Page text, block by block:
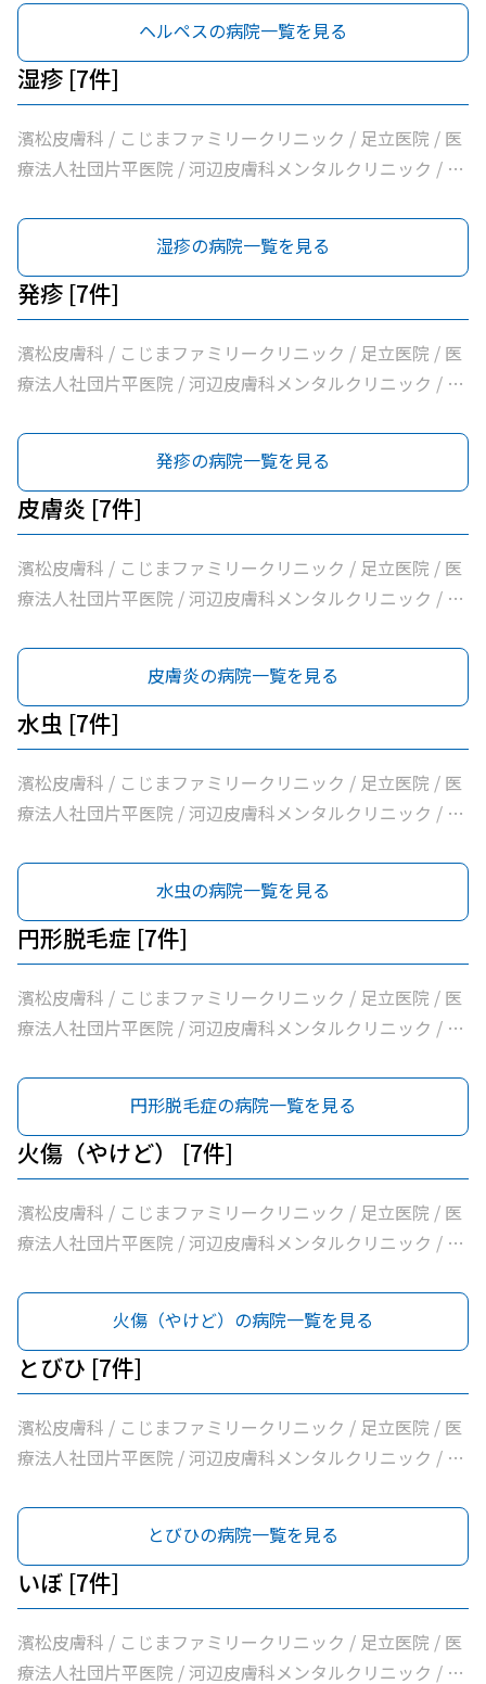
リテーション病院
ヘルペスの病院一覧を見る
湿疹 [7件]
濱松皮膚科 / こじまファミリークリニック / 足立医院 / 医
療法人社団片平医院 / 河辺皮膚科メンタルクリニック / 市
リテーション病院
湿疹の病院一覧を見る
発疹 [7件]
濱松皮膚科 / こじまファミリークリニック / 足立医院 / 医
療法人社団片平医院 / 河辺皮膚科メンタルクリニック / 市
リテーション病院
発疹の病院一覧を見る
皮膚炎 [7件]
濱松皮膚科 / こじまファミリークリニック / 足立医院 / 医
療法人社団片平医院 / 河辺皮膚科メンタルクリニック / 市
リテーション病院
皮膚炎の病院一覧を見る
水虫 [7件]
濱松皮膚科 / こじまファミリークリニック / 足立医院 / 医
療法人社団片平医院 / 河辺皮膚科メンタルクリニック / 市
リテーション病院
水虫の病院一覧を見る
円形脱毛症 [7件]
濱松皮膚科 / こじまファミリークリニック / 足立医院 / 医
療法人社団片平医院 / 河辺皮膚科メンタルクリニック / 市
リテーション病院
円形脱毛症の病院一覧を見る
火傷（やけど） [7件]
濱松皮膚科 / こじまファミリークリニック / 足立医院 / 医
療法人社団片平医院 / 河辺皮膚科メンタルクリニック / 市
リテーション病院
火傷（やけど）の病院一覧を見る
とびひ [7件]
濱松皮膚科 / こじまファミリークリニック / 足立医院 / 医
療法人社団片平医院 / 河辺皮膚科メンタルクリニック / 市
リテーション病院
とびひの病院一覧を見る
いぼ [7件]
濱松皮膚科 / こじまファミリークリニック / 足立医院 / 医
療法人社団片平医院 / 河辺皮膚科メンタルクリニック / 市